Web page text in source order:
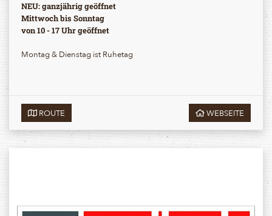
NEU: ganzjährig geöffnet
Mittwoch bis Sonntag
von 10 - 17 Uhr geöffnet
Montag & Dienstag ist Ruhetag
ROUTE WEBSEITE